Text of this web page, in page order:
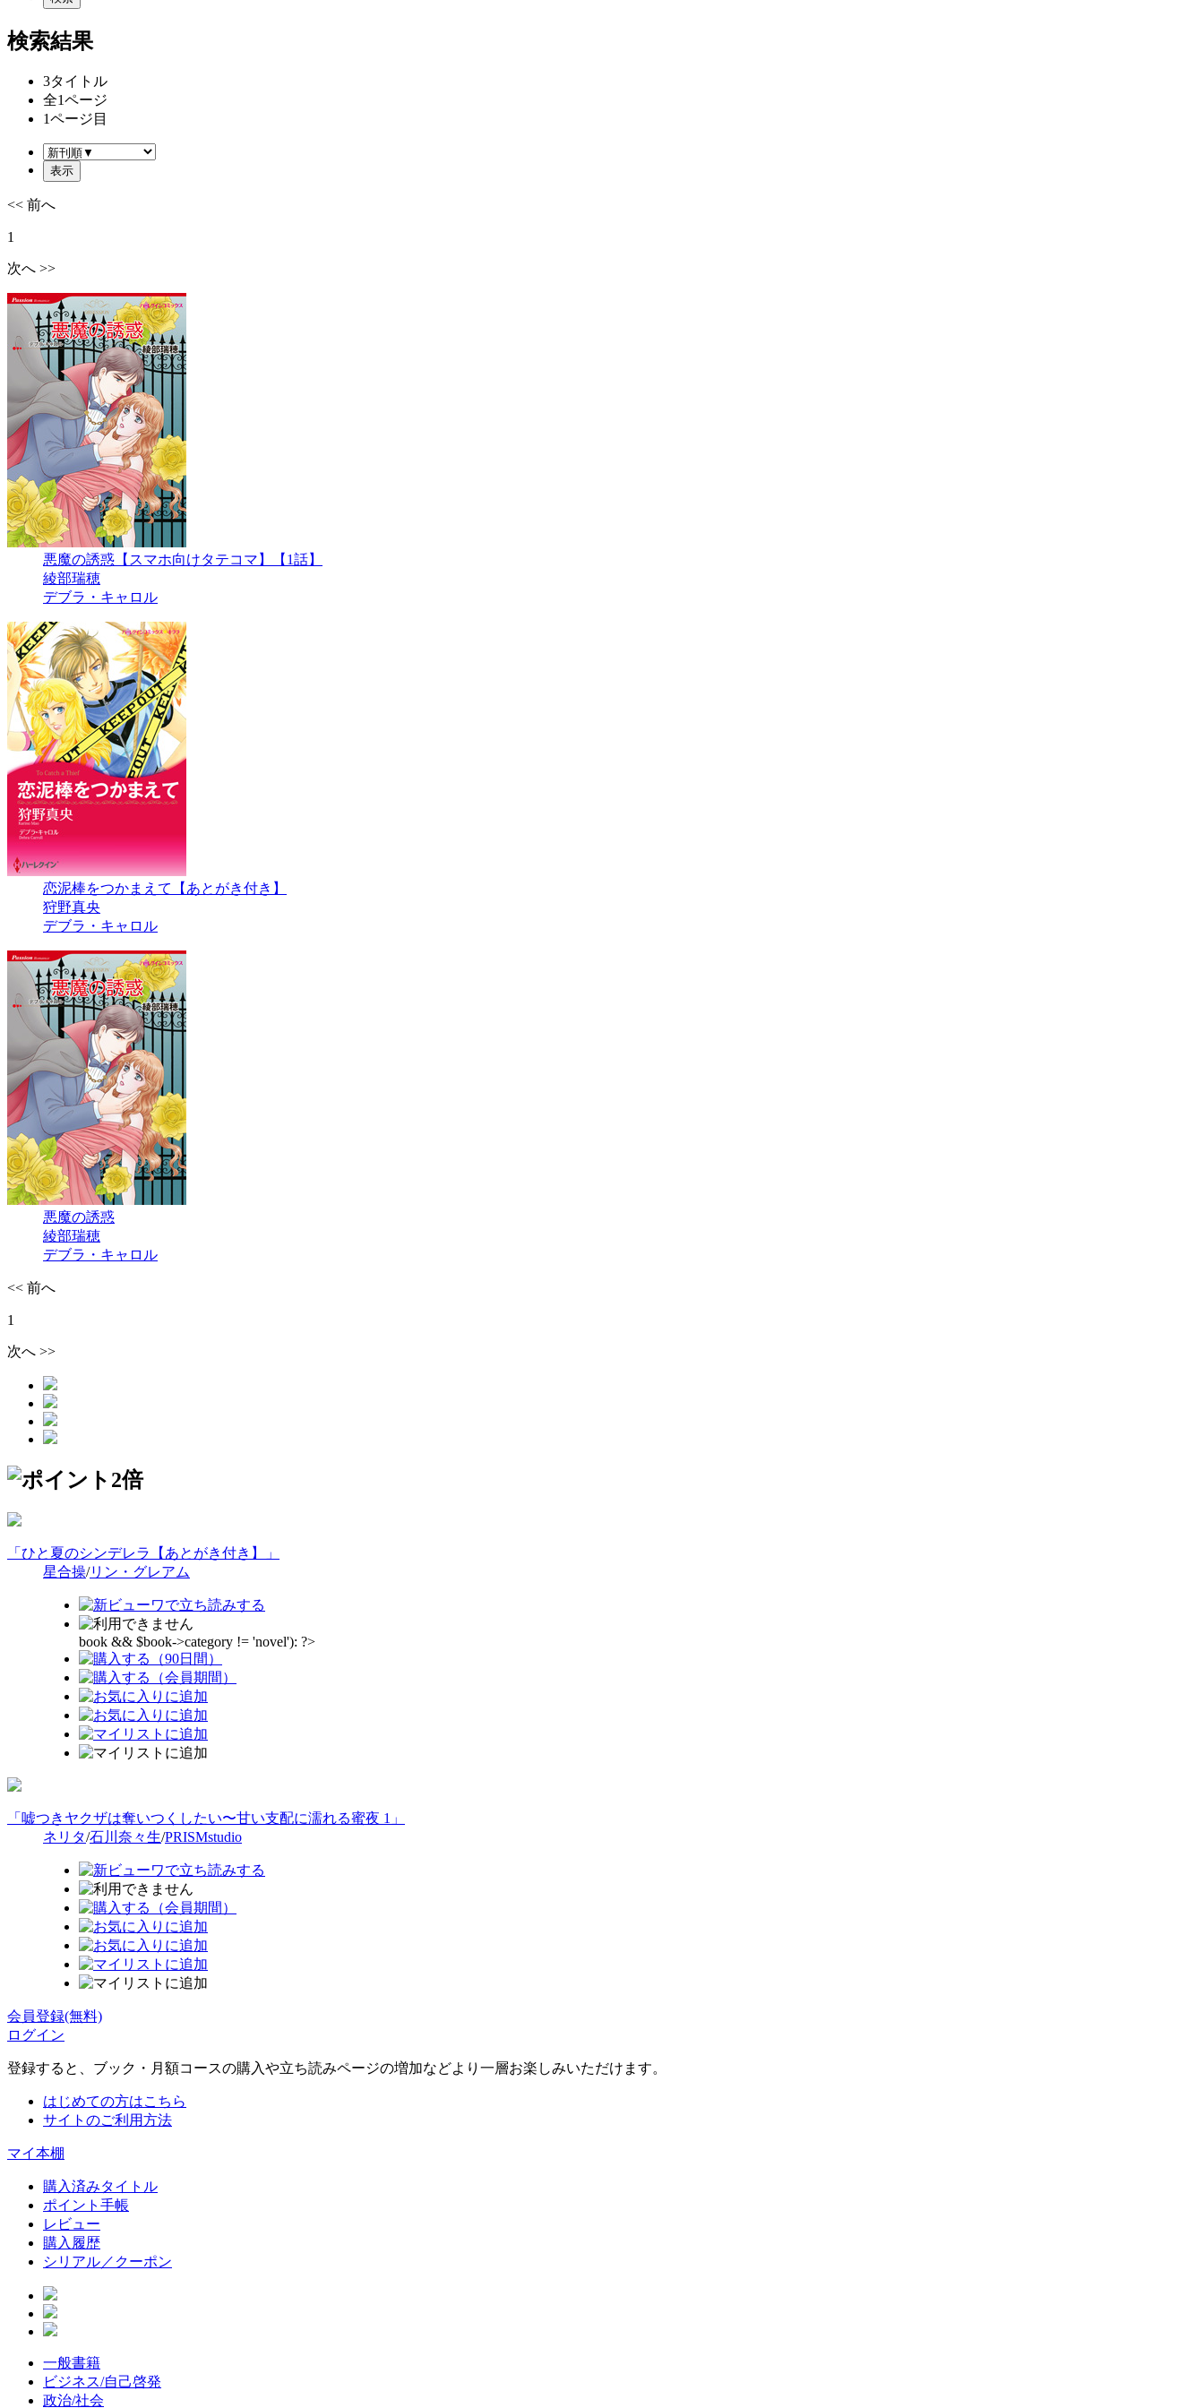
検索結果
3タイトル
全1ページ
1ページ目
<< 前へ
1
次へ >>
悪魔の誘惑【スマホ向けタテコマ】【1話】
綾部瑞穂
デブラ・キャロル
恋泥棒をつかまえて【あとがき付き】
狩野真央
デブラ・キャロル
悪魔の誘惑
綾部瑞穂
デブラ・キャロル
<< 前へ
1
次へ >>
「ひと夏のシンデレラ【あとがき付き】」
星合操/リン・グレアム
book && $book->category != 'novel'): ?>
「嘘つきヤクザは奪いつくしたい〜甘い支配に濡れる蜜夜 1」
ネリタ/石川奈々生/PRISMstudio
会員登録(無料)
ログイン
登録すると、ブック・月額コースの購入や立ち読みページの増加などより一層お楽しみいただけます。
はじめての方はこちら
サイトのご利用方法
マイ本棚
購入済みタイトル
ポイント手帳
レビュー
購入履歴
シリアル／クーポン
一般書籍
ビジネス/自己啓発
政治/社会